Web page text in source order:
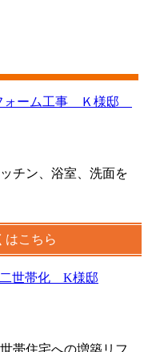
チン、浴室、洗面を
はこちら
帯住宅への増築リフ